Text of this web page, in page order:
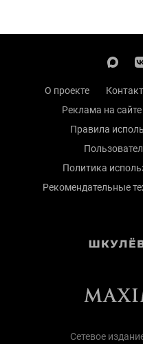
О проекте
Реклама на сайте
Правила
Политика
Рекомендательные
Сетевое